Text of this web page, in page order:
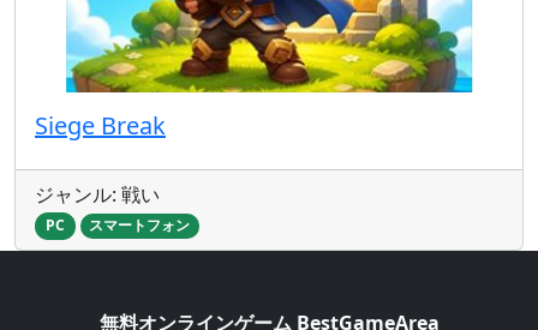
Siege Break
ジャンル: 戦い
PC スマートフォン
無料オンラインゲーム BestGameArea